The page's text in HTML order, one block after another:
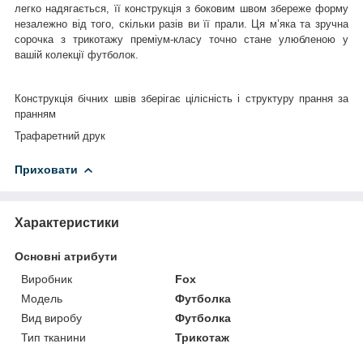
легко надягається, її конструкція з боковим швом збереже форму
незалежно від того, скільки разів ви її прали. Ця м’яка та зручна
сорочка з трикотажу преміум-класу точно стане улюбленою у
вашій колекції футболок.
Конструкція бічних швів зберігає цілісність і структуру прання за
пранням
Трафаретний друк
Приховати
Характеристики
Основні атрибути
Виробник
Fox
Модель
Футболка
Вид виробу
Футболка
Тип тканини
Трикотаж